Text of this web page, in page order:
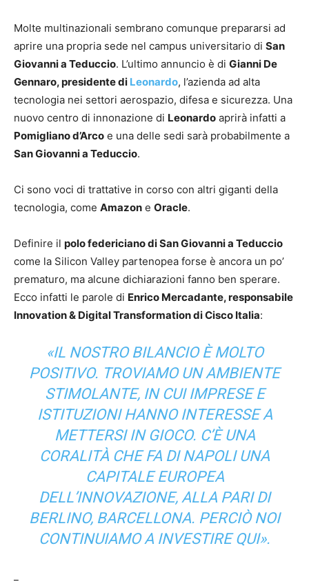
Molte multinazionali sembrano comunque prepararsi ad
aprire una propria sede nel campus universitario di San
Giovanni a Teduccio. L’ultimo annuncio è di Gianni De
Gennaro, presidente di Leonardo, l’azienda ad alta
tecnologia nei settori aerospazio, difesa e sicurezza. Una
nuovo centro di innonazione di Leonardo aprirà infatti a
Pomigliano d’Arco e una delle sedi sarà probabilmente a
San Giovanni a Teduccio.
Ci sono voci di trattative in corso con altri giganti della
tecnologia, come Amazon e Oracle.
Definire il polo federiciano di San Giovanni a Teduccio
come la Silicon Valley partenopea forse è ancora un po’
prematuro, ma alcune dichiarazioni fanno ben sperare.
Ecco infatti le parole di Enrico Mercadante, responsabile
Innovation & Digital Transformation di Cisco Italia:
«IL NOSTRO BILANCIO È MOLTO
POSITIVO. TROVIAMO UN AMBIENTE
STIMOLANTE, IN CUI IMPRESE E
ISTITUZIONI HANNO INTERESSE A
METTERSI IN GIOCO. C’È UNA
CORALITÀ CHE FA DI NAPOLI UNA
CAPITALE EUROPEA
DELL’INNOVAZIONE, ALLA PARI DI
BERLINO, BARCELLONA. PERCIÒ NOI
CONTINUIAMO A INVESTIRE QUI».